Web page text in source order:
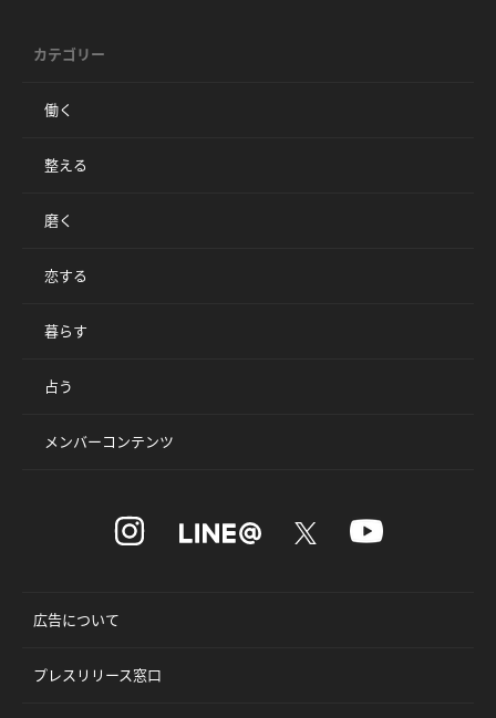
カテゴリー
働く
整える
磨く
恋する
暮らす
占う
メンバーコンテンツ
広告について
プレスリリース窓口